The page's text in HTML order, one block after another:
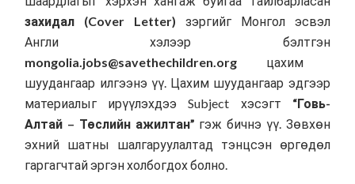
захидал (Cover Letter) зэргийг Монгол эсвэл
Англи хэлээр бэлтгэн
mongolia.jobs@savethechildren.org цахим
шуудангаар илгээнэ үү. Цахим шуудангаар эдгээр
материалыг ирүүлэхдээ Subject хэсэгт “Говь-
Алтай – Төслийн ажилтан” гэж бичнэ үү. Зөвхөн
эхний шатны шалгаруулалтад тэнцсэн өргөдөл
гаргагчтай эргэн холбогдох болно.